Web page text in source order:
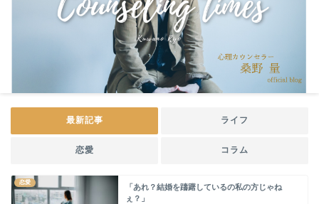
最新記事 ライフ
恋愛 コラム
恋愛
「あれ？結婚を躊躇しているの私の方じゃね
ぇ？」